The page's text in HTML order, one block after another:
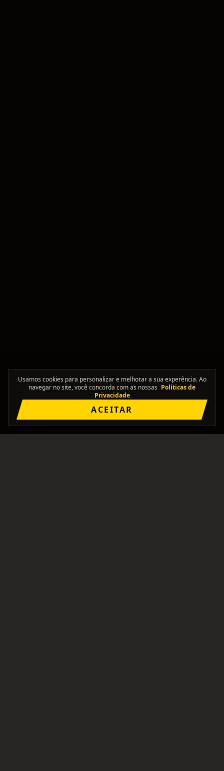
Usamos cookies para personalizar e melhorar a sua experência. Ao
navegar no site, você concorda com as nossas Políticas de
Privacidade
ACEITAR